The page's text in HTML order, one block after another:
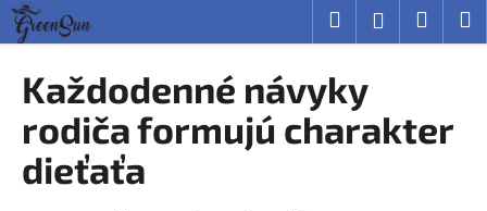
Prejsť
obsah
Hľadať Prihlásenie
Každodenné návyky
rodiča formujú charakter
dieťaťa
K
o
Č
o
p